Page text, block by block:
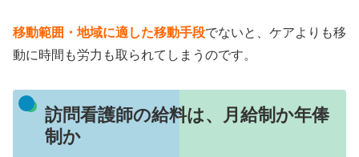
移動範囲・地域に適した移動手段でないと、ケアよりも移
動に時間も労力も取られてしまうのです。
訪問看護師の給料は、月給制か年俸
制か